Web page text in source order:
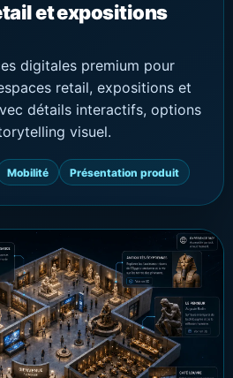
et expositions
digitales premium pour
retail, expositions et
détails interactifs, options
visuel.
Mobilité Présentation produit